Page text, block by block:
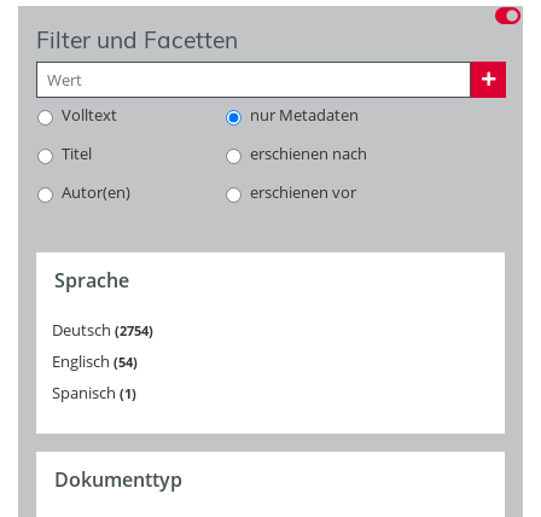
Filter und Facetten
Volltext
nur Metadaten
Titel
erschienen nach
Autor(en)
erschienen vor
Sprache
Deutsch 2754
Englisch 54
Spanisch 1
Dokumenttyp